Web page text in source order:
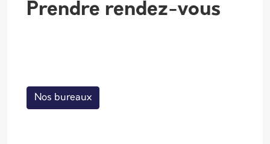
Prendre rendez-vous
Nos bureaux